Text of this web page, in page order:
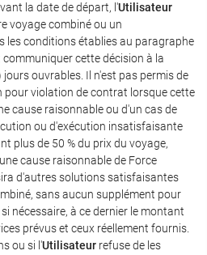
la date de départ, l'Utilisateur
voyage combiné ou un
les conditions établies au paragraphe
communiquer cette décision à la
jours ouvrables. Il n'est pas permis de
pour violation de contrat lorsque cette
cause raisonnable ou d'un cas de
ou d'exécution insatisfaisante
plus de 50 % du prix du voyage,
cause raisonnable de Force
d'autres solutions satisfaisantes
sans aucun supplément pour
nécessaire, à ce dernier le montant
prévus et ceux réellement fournis.
ou si l'Utilisateur refuse de les